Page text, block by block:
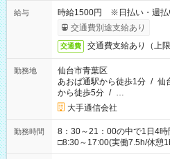
給与
時給1500円 ※日払い・週払
交通費別途支給あり
交通費 交通費支給あり（上
勤務地
仙台市青葉区
あおば通駅から徒歩1分 / 仙
から徒歩5分 / …
大手通信会社
勤務時間
8：30～21：00の中で1日4時間～ ＜シフト例＞ ●がっ
□8:30～17:00(実働7.5h/休憩
□10:00～19:00(実働8h/休憩